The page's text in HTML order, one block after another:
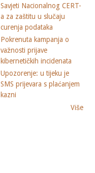
Savjeti Nacionalnog CERT-
a za zaštitu u slučaju
curenja podataka
Pokrenuta kampanja o
važnosti prijave
kibernetičkih incidenata
Upozorenje: u tijeku je
SMS prijevara s plaćanjem
kazni
Više